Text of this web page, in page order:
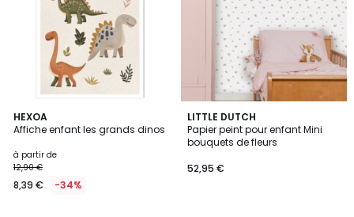
HEXOA
Affiche enfant les grands dinos
à partir de
12,90 €
8,39 € -34%
3
Couleurs
LITTLE DUTCH
Papier peint pour enfant Mini
bouquets de fleurs
52,95 €